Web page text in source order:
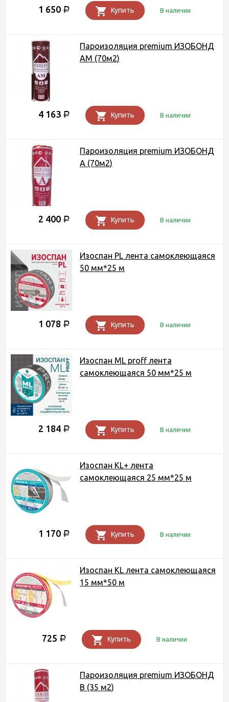
1 650 Р Купить В наличии
Пароизоляция premium ИЗОБОНД
АМ (70м2)
4 163 Р Купить В наличии
Пароизоляция premium ИЗОБОНД
А (70м2)
2 400 Р Купить В наличии
Изоспан PL лента самоклеющаяся
50 мм*25 м
1 078 Р Купить В наличии
Изоспан ML proff лента
самоклеющаяся 50 мм*25 м
2 184 Р Купить В наличии
Изоспан KL+ лента
самоклеющаяся 25 мм*25 м
1 170 Р Купить В наличии
Изоспан KL лента самоклеющаяся
15 мм*50 м
725 Р Купить В наличии
Пароизоляция premium ИЗОБОНД
В (35 м2)